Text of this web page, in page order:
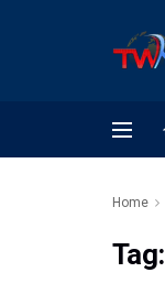
Home
Tag: